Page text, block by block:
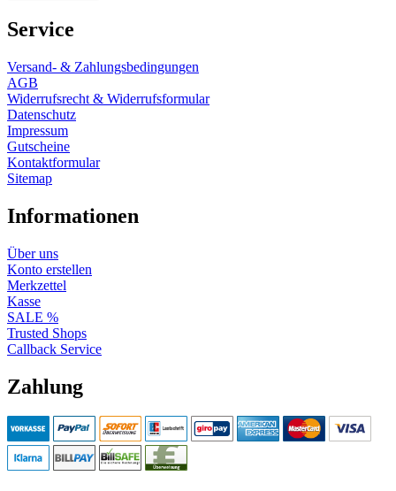
Service
Versand- & Zahlungsbedingungen
AGB
Widerrufsrecht & Widerrufsformular
Datenschutz
Impressum
Gutscheine
Kontaktformular
Sitemap
Informationen
Über uns
Konto erstellen
Merkzettel
Kasse
SALE %
Trusted Shops
Callback Service
Zahlung